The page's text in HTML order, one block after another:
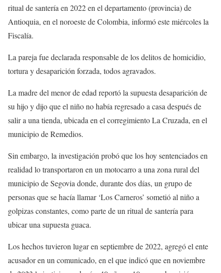
ritual de santería en 2022 en el departamento (provincia) de
Antioquia, en el noroeste de Colombia, informó este miércoles la
Fiscalía.
La pareja fue declarada responsable de los delitos de homicidio,
tortura y desaparición forzada, todos agravados.
La madre del menor de edad reportó la supuesta desaparición de
su hijo y dijo que el niño no había regresado a casa después de
salir a una tienda, ubicada en el corregimiento La Cruzada, en el
municipio de Remedios.
Sin embargo, la investigación probó que los hoy sentenciados en
realidad lo transportaron en un motocarro a una zona rural del
municipio de Segovia donde, durante dos días, un grupo de
personas que se hacía llamar ‘Los Carneros’ sometió al niño a
golpizas constantes, como parte de un ritual de santería para
ubicar una supuesta guaca.
Los hechos tuvieron lugar en septiembre de 2022, agregó el ente
acusador en un comunicado, en el que indicó que en noviembre